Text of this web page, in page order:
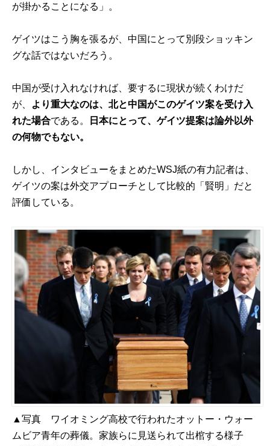
が掛かることになる」。
ゲイツはこう胸を張るが、中国にとって別段ショッキン
グな話ではないだろう。
中国が受け入れなければ、要するに現状が続くわけだ
が、
より重大なのは、北と中国がこのゲイツ案を受け入
れた場合である。
日本にとって、ゲイツ提案は論外以外
の何物でもない。
しかし、インタビューをまとめたWSJ紙の有力記者は、
ゲイツの案は外交アプローチとして比較的「賢明」だと
評価している。
▲写真 ワイオミング高校で行われたオットー・ウォー
ムビア青年の葬儀。家族らに見送られて出棺する様子